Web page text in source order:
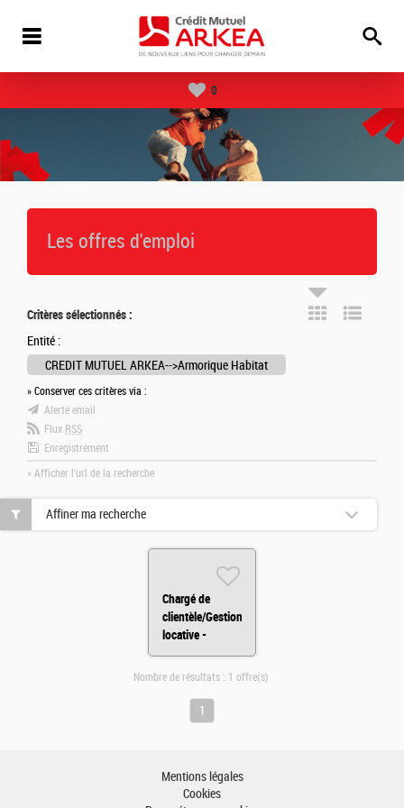
0
Les offres d'emploi
Critères sélectionnés :
Entité :
CREDIT MUTUEL ARKEA-->Armorique Habitat
» Conserver ces critères via :
Alerte email
Flux RSS
Enregistrement
» Afficher l'url de la recherche
Chargé de
clientèle/Gestion
locative -
Landerneau H/F
Affiner ma recherche
Nombre de résultats : 1 offre(s)
1
Mentions légales
Cookies